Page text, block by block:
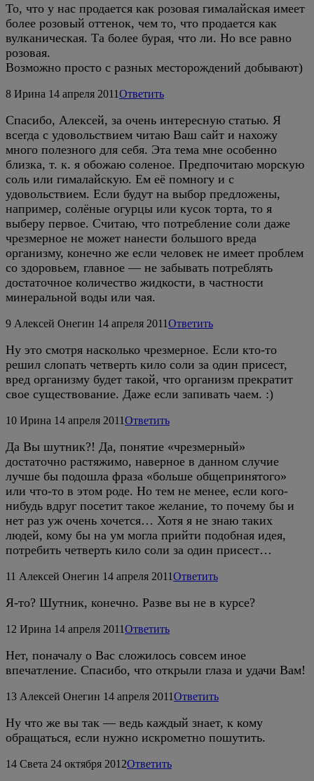
То, что у нас продается как розовая гималайская имеет
более розовый оттенок, чем то, что продается как
вулканическая. Та более бурая, что ли. Но все равно
розовая.
Возможно просто с разных месторождений добывают)
8 Ирина 14 апреля 2011Ответить
Спасибо, Алексей, за очень интересную статью. Я
всегда с удовольствием читаю Ваш сайт и нахожу
много полезного для себя. Эта тема мне особенно
близка, т. к. я обожаю соленое. Предпочитаю морскую
соль или гималайскую. Ем её помногу и с
удовольствием. Если будут на выбор предложены,
например, солёные огурцы или кусок торта, то я
выберу первое. Cчитаю, что потребление соли даже
чрезмерное не может нанести большого вреда
организму, конечно же если человек не имеет проблем
со здoровьем, главное — не забывать потреблять
достаточное количество жидкости, в частности
минеральной воды или чая.
9 Алексей Онегин 14 апреля 2011Ответить
Ну это смотря насколько чрезмерное. Если кто-то
решил слопать четверть кило соли за один присест,
вред организму будет такой, что организм прекратит
свое существование. Даже если запивать чаем. :)
10 Ирина 14 апреля 2011Ответить
Да Вы шутник?! Да, понятие «чрезмерный»
достаточно растяжимо, наверное в данном случие
лучше бы подошла фраза «больше общепринятого»
или что-то в этом роде. Но тем не менее, если кого-
нибудь вдруг посетит такое желание, то почему бы и
нет раз уж очень хочется… Хотя я не знаю таких
людей, кому бы на ум могла прийти подобная идея,
потребить четверть кило соли за один присест…
11 Алексей Онегин 14 апреля 2011Ответить
Я-то? Шутник, конечно. Разве вы не в курсе?
12 Ирина 14 апреля 2011Ответить
Нет, поначалу о Вас сложилось совсем иное
впечатление. Спасибо, что открыли глаза и удачи Вам!
13 Алексей Онегин 14 апреля 2011Ответить
Ну что же вы так — ведь каждый знает, к кому
обращаться, если нужно искрометно пошутить.
14 Света 24 октября 2012Ответить